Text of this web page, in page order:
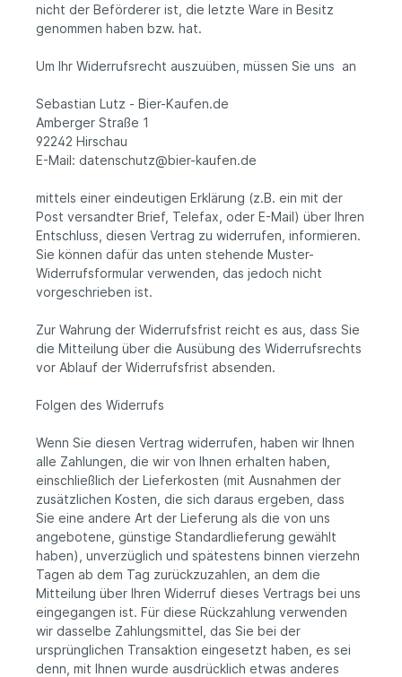
nicht der Beförderer ist, die letzte Ware in Besitz
genommen haben bzw. hat.
Um Ihr Widerrufsrecht auszuüben, müssen Sie uns an
Sebastian Lutz - Bier-Kaufen.de
Amberger Straße 1
92242 Hirschau
E-Mail: datenschutz@bier-kaufen.de
mittels einer eindeutigen Erklärung (z.B. ein mit der
Post versandter Brief, Telefax, oder E­-Mail) über Ihren
Entschluss, diesen Vertrag zu widerrufen, informieren.
Sie können dafür das unten stehende Muster­-
Widerrufsformular verwenden, das jedoch nicht
vorgeschrieben ist.
Zur Wahrung der Widerrufsfrist reicht es aus, dass Sie
die Mitteilung über die Ausübung des Widerrufsrechts
vor Ablauf der Widerrufsfrist absenden.
Folgen des Widerrufs
Wenn Sie diesen Vertrag widerrufen, haben wir Ihnen
alle Zahlungen, die wir von Ihnen erhalten haben,
einschließlich der Lieferkosten (mit Ausnahmen der
zusätzlichen Kosten, die sich daraus ergeben, dass
Sie eine andere Art der Lieferung als die von uns
angebotene, günstige Standardlieferung gewählt
haben), unverzüglich und spätestens binnen vierzehn
Tagen ab dem Tag zurückzuzahlen, an dem die
Mitteilung über Ihren Widerruf dieses Vertrags bei uns
eingegangen ist. Für diese Rückzahlung verwenden
wir dasselbe Zahlungsmittel, das Sie bei der
ursprünglichen Transaktion eingesetzt haben, es sei
denn, mit Ihnen wurde ausdrücklich etwas anderes